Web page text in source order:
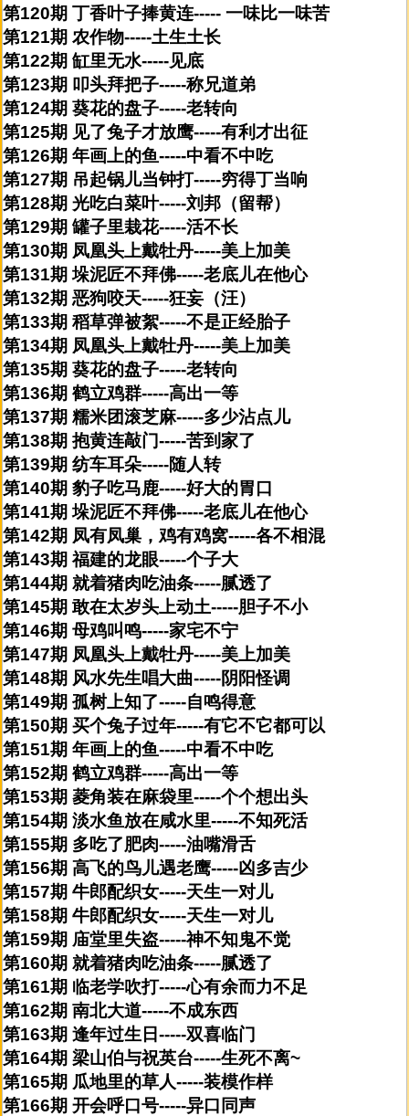
第120期 丁香叶子捧黄连----- 一味比一味苦
第121期 农作物-----土生土长
第122期 缸里无水-----见底
第123期 叩头拜把子-----称兄道弟
第124期 葵花的盘子-----老转向
第125期 见了兔子才放鹰-----有利才出征
第126期 年画上的鱼-----中看不中吃
第127期 吊起锅儿当钟打-----穷得丁当响
第128期 光吃白菜叶-----刘邦（留帮）
第129期 罐子里栽花-----活不长
第130期 凤凰头上戴牡丹-----美上加美
第131期 垛泥匠不拜佛-----老底儿在他心
第132期 恶狗咬天-----狂妄（汪）
第133期 稻草弹被絮-----不是正经胎子
第134期 凤凰头上戴牡丹-----美上加美
第135期 葵花的盘子-----老转向
第136期 鹤立鸡群-----高出一等
第137期 糯米团滚芝麻-----多少沾点儿
第138期 抱黄连敲门-----苦到家了
第139期 纺车耳朵-----随人转
第140期 豹子吃马鹿-----好大的胃口
第141期 垛泥匠不拜佛-----老底儿在他心
第142期 凤有凤巢，鸡有鸡窝-----各不相混
第143期 福建的龙眼-----个子大
第144期 就着猪肉吃油条-----腻透了
第145期 敢在太岁头上动土-----胆子不小
第146期 母鸡叫鸣-----家宅不宁
第147期 凤凰头上戴牡丹-----美上加美
第148期 风水先生唱大曲-----阴阳怪调
第149期 孤树上知了-----自鸣得意
第150期 买个兔子过年-----有它不它都可以
第151期 年画上的鱼-----中看不中吃
第152期 鹤立鸡群-----高出一等
第153期 菱角装在麻袋里-----个个想出头
第154期 淡水鱼放在咸水里-----不知死活
第155期 多吃了肥肉-----油嘴滑舌
第156期 高飞的鸟儿遇老鹰-----凶多吉少
第157期 牛郎配织女-----天生一对儿
第158期 牛郎配织女-----天生一对儿
第159期 庙堂里失盗-----神不知鬼不觉
第160期 就着猪肉吃油条-----腻透了
第161期 临老学吹打-----心有余而力不足
第162期 南北大道-----不成东西
第163期 逢年过生日-----双喜临门
第164期 梁山伯与祝英台-----生死不离~
第165期 瓜地里的草人-----装模作样
第166期 开会呼口号-----异口同声